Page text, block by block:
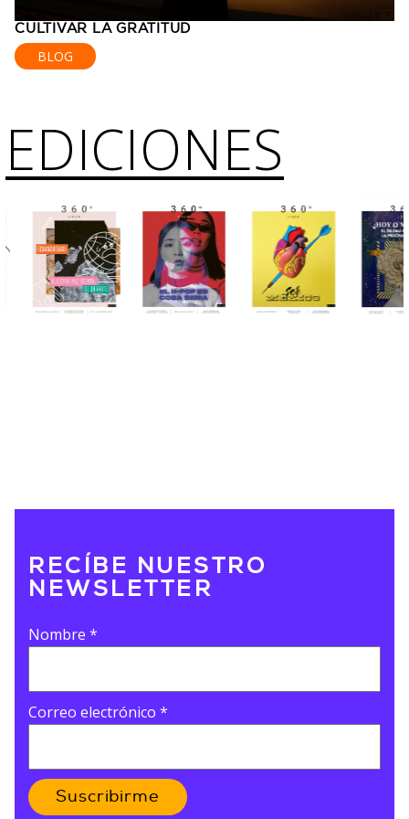
CULTIVAR LA GRATITUD
BLOG
EDICIONES
RECÍBE NUESTRO
NEWSLETTER
Nombre *
Correo electrónico *
Suscribirme